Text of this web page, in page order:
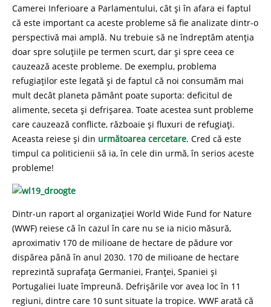
Camerei Inferioare a Parlamentului, cât și în afara ei faptul
că este important ca aceste probleme să fie analizate dintr-o
perspectivă mai amplă. Nu trebuie să ne îndreptăm atenția
doar spre soluțiile pe termen scurt, dar și spre ceea ce
cauzează aceste probleme. De exemplu, problema
refugiaților este legată și de faptul că noi consumăm mai
mult decât planeta pământ poate suporta: deficitul de
alimente, seceta și defrișarea. Toate acestea sunt probleme
care cauzează conflicte, războaie și fluxuri de refugiați.
Aceasta reiese și din următoarea cercetare. Cred că este
timpul ca politicienii să ia, în cele din urmă, în serios aceste
probleme!
Dintr-un raport al organizației World Wide Fund for Nature
(WWF) reiese că în cazul în care nu se ia nicio măsură,
aproximativ 170 de milioane de hectare de pădure vor
dispărea până în anul 2030. 170 de milioane de hectare
reprezintă suprafața Germaniei, Franței, Spaniei și
Portugaliei luate împreună. Defrișările vor avea loc în 11
regiuni, dintre care 10 sunt situate la tropice. WWF arată că